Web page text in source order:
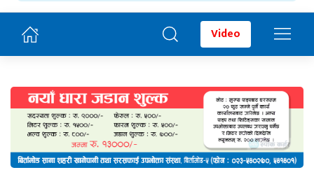
Video